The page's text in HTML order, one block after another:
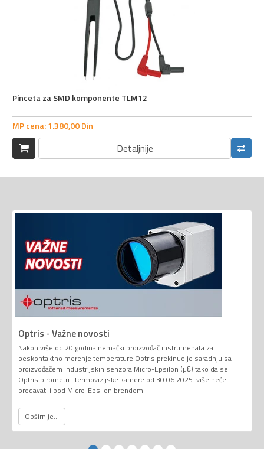
Pinceta za SMD komponente TLM12
MP cena:1.380,00Din
Detaljnije
Optris - Važne novosti
Nakon više od 20 godina nemački proizvođač instrumenata za
beskontaktno merenje temperature Optris prekinuo je saradnju sa
proizvođačem industrijskih senzora Micro-Epsilon (µƐ) tako da se
Optris pirometri i termovizijske kamere od 30.06.2025. više neće
prodavati i pod Micro-Epsilon brendom.
Opširnije...